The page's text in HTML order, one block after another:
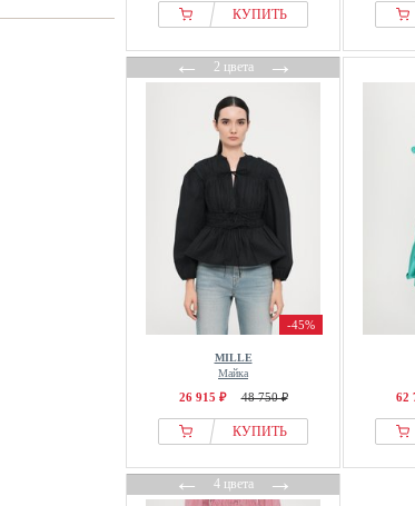
КУПИТЬ
←2 цвета→
-45%
MILLE
Майка
26 915 ₽ 48 750 ₽
КУПИТЬ
62
←4 цвета→